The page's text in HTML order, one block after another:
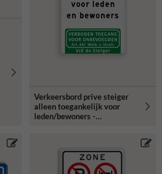
Verkeersbord prive steiger
alleen toegankelijk voor
leden/bewoners -